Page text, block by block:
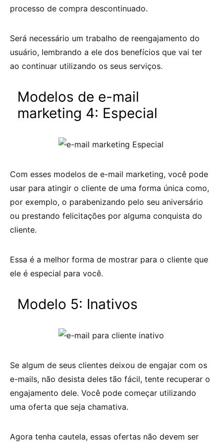
processo de compra descontinuado.
Será necessário um trabalho de reengajamento do
usuário, lembrando a ele dos benefícios que vai ter
ao continuar utilizando os seus serviços.
Modelos de e-mail
marketing 4: Especial
Com esses modelos de e-mail marketing, você pode
usar para atingir o cliente de uma forma única como,
por exemplo, o parabenizando pelo seu aniversário
ou prestando felicitações por alguma conquista do
cliente.
Essa é a melhor forma de mostrar para o cliente que
ele é especial para você.
Modelo 5: Inativos
Se algum de seus clientes deixou de engajar com os
e-mails, não desista deles tão fácil, tente recuperar o
engajamento dele. Você pode começar utilizando
uma oferta que seja chamativa.
Agora tenha cautela, essas ofertas não devem ser